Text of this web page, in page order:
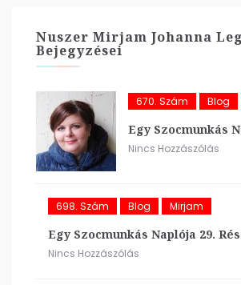
Nuszer Mirjam Johanna
Bejegyzései
670. Szám Blog
Egy Szocmunkás
Nincs Hozzászólás
698. Szám Blog Mirjam
Egy Szocmunkás Naplója 29.
Nincs Hozzászólás